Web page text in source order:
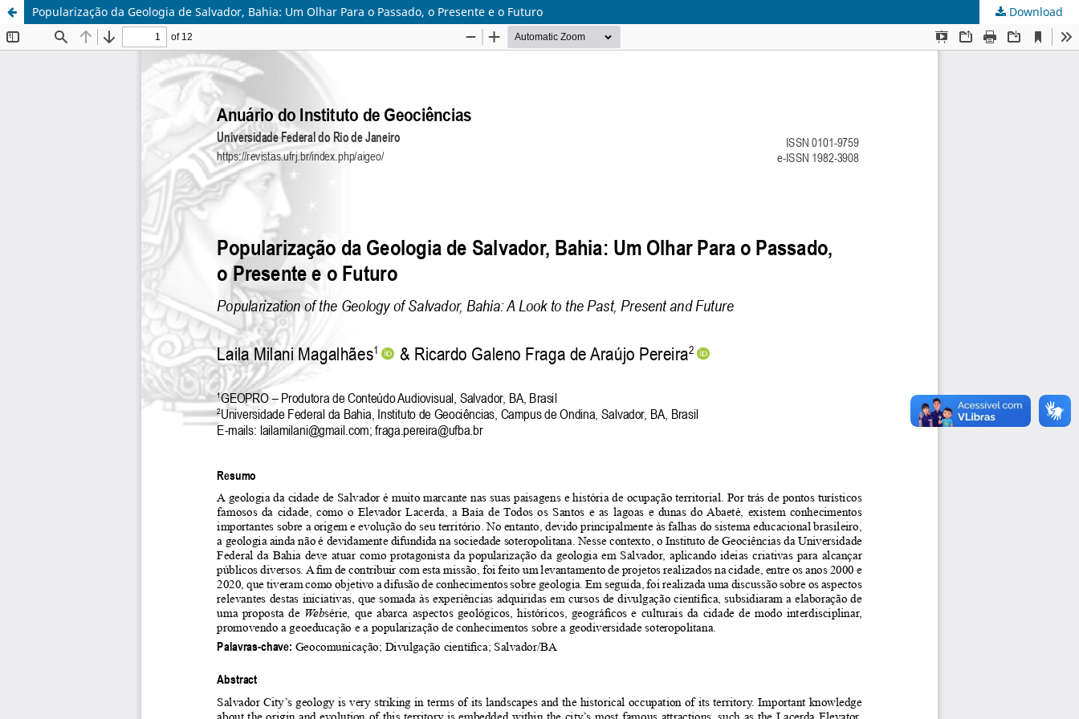
Popularização da Geologia de Salvador, Bahia: Um Olhar Para o Passado, o Presente e o Futuro Download